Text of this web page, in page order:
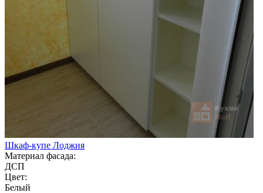
Шкаф-купе Лоджия
Материал фасада:
ДСП
Цвет:
Белый